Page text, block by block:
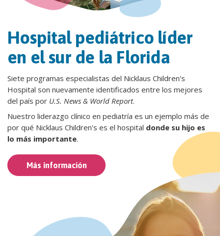
Hospital pediátrico líder
en el sur de la Florida
Siete programas especialistas del Nicklaus Children's
Hospital son nuevamente identificados entre los mejores
del país por U.S. News & World Report.
Nuestro liderazgo clínico en pediatría es un ejemplo más de
por qué Nicklaus Children's es el hospital donde su hijo es
lo más importante.
Más información